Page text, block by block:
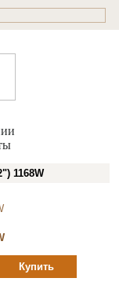
1168W
Купить